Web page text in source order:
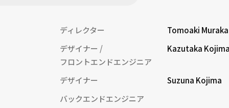
ディレクター
Tomoaki
デザイナー
フロントエンドエンジニア
Kazutaka
デザイナー
Suzuna Kojima
バックエンドエンジニア